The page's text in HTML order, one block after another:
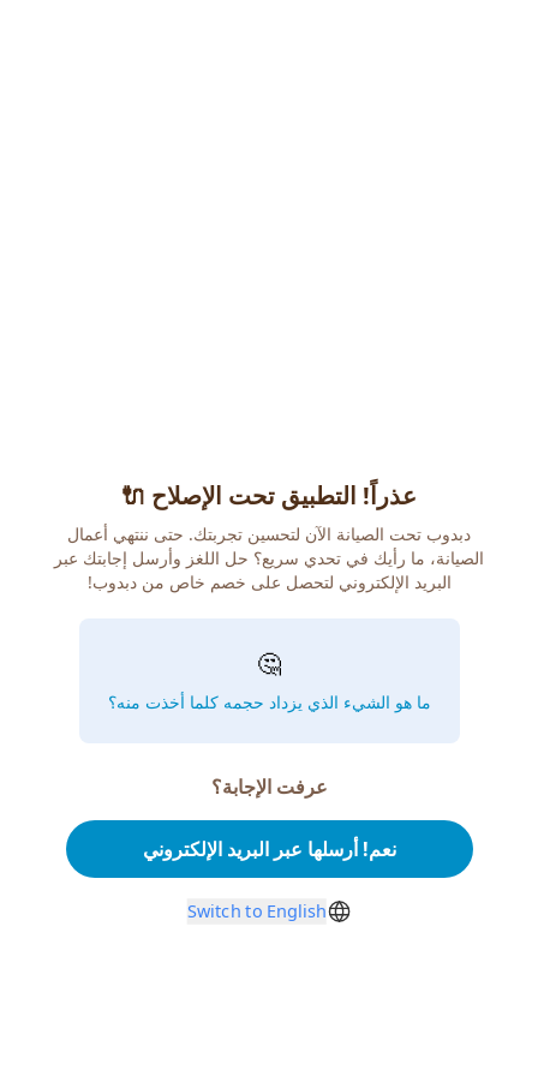
عذراً! التطبيق تحت الإصلاح 🔌
دبدوب تحت الصيانة الآن لتحسين تجربتك. حتى ننتهي أعمال
الصيانة، ما رأيك في تحدي سريع؟ حل اللغز وأرسل إجابتك عبر
البريد الإلكتروني لتحصل على خصم خاص من دبدوب!
🤔
ما هو الشيء الذي يزداد حجمه كلما أخذت منه؟
عرفت الإجابة؟
نعم! أرسلها عبر البريد الإلكتروني
Switch to English